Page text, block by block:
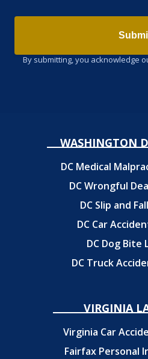
By submitting, you acknowledge
WASHINGTON
DC Medical
DC Wrongful
DC Slip and
DC Car
DC Dog Bite
DC Truck
VIRGINIA
Virginia Car
Fairfax Personal